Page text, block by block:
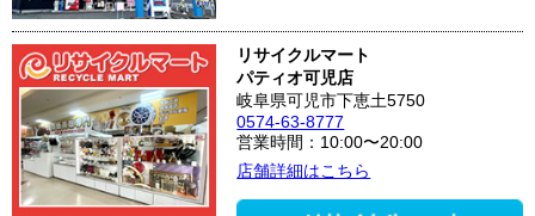
リサイクルマート
パティオ可児店
岐阜県可児市下恵土5750
0574-63-8777
営業時間：10:00〜20:00
店舗詳細はこちら